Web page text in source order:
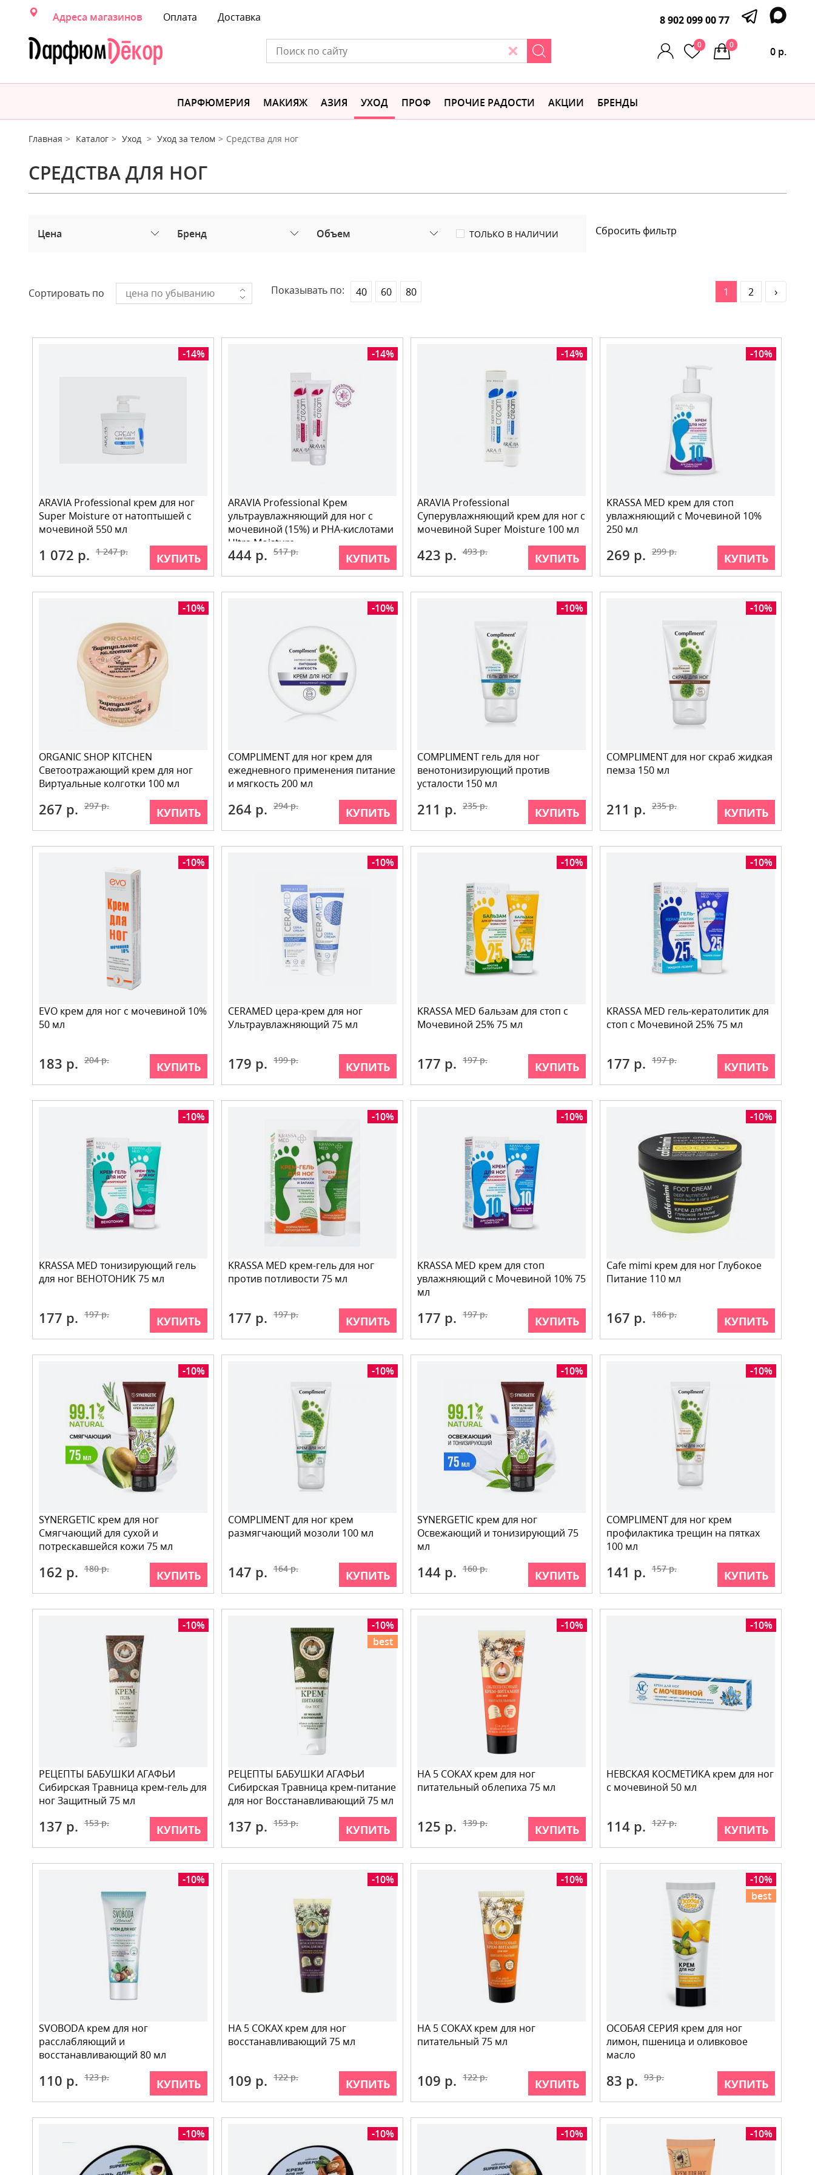
Адреса магазинов Оплата Доставка 8 902 099 00 77
0
0 р.
0
ПАРФЮМЕРИЯ МАКИЯЖ АЗИЯ УХОД ПРОФ ПРОЧИЕ РАДОСТИ АКЦИИ БРЕНДЫ
Главная Каталог Уход Уход за телом Средства для ног
СРЕДСТВА ДЛЯ НОГ
Цена Бренд Объем ТОЛЬКО В НАЛИЧИИ Сбросить фильтр
Сортировать по цена по убыванию Показывать по: 40 60 80 1 2 ›
-14%
ARAVIA Professional крем для ног
Super Moisture от натоптышей с
мочевиной 550 мл
1 072 р. 1 247 р. КУПИТЬ
-14%
ARAVIA Professional Крем
ультраувлажняющий для ног с
мочевиной (15%) и PHA-кислотами
Ultra Moisture
444 р. 517 р. КУПИТЬ
-14%
ARAVIA Professional
Суперувлажняющий крем для ног с
мочевиной Super Moisture 100 мл
423 р. 493 р. КУПИТЬ
-10%
KRASSA MED крем для стоп
увлажняющий с Мочевиной 10%
250 мл
269 р. 299 р. КУПИТЬ
-10%
ORGANIC SHOP KITCHEN
Светоотражающий крем для ног
Виртуальные колготки 100 мл
267 р. 297 р. КУПИТЬ
-10%
COMPLIMENT для ног крем для
ежедневного применения питание
и мягкость 200 мл
264 р. 294 р. КУПИТЬ
-10%
COMPLIMENT гель для ног
венотонизирующий против
усталости 150 мл
211 р. 235 р. КУПИТЬ
-10%
COMPLIMENT для ног скраб жидкая
пемза 150 мл
211 р. 235 р. КУПИТЬ
-10%
EVO крем для ног с мочевиной 10%
50 мл
183 р. 204 р. КУПИТЬ
-10%
CERAMED цера-крем для ног
Ультраувлажняющий 75 мл
179 р. 199 р. КУПИТЬ
-10%
KRASSA MED бальзам для стоп с
Мочевиной 25% 75 мл
177 р. 197 р. КУПИТЬ
-10%
KRASSA MED гель-кератолитик для
стоп с Мочевиной 25% 75 мл
177 р. 197 р. КУПИТЬ
-10%
KRASSA MED тонизирующий гель
для ног ВЕНОТОНИК 75 мл
177 р. 197 р. КУПИТЬ
-10%
KRASSA MED крем-гель для ног
против потливости 75 мл
177 р. 197 р. КУПИТЬ
-10%
KRASSA MED крем для стоп
увлажняющий с Мочевиной 10% 75
мл
177 р. 197 р. КУПИТЬ
-10%
Cafe mimi крем для ног Глубокое
Питание 110 мл
167 р. 186 р. КУПИТЬ
-10%
SYNERGETIC крем для ног
Смягчающий для сухой и
потрескавшейся кожи 75 мл
162 р. 180 р. КУПИТЬ
-10%
COMPLIMENT для ног крем
размягчающий мозоли 100 мл
147 р. 164 р. КУПИТЬ
-10%
SYNERGETIC крем для ног
Освежающий и тонизирующий 75
мл
144 р. 160 р. КУПИТЬ
-10%
COMPLIMENT для ног крем
профилактика трещин на пятках
100 мл
141 р. 157 р. КУПИТЬ
-10%
РЕЦЕПТЫ БАБУШКИ АГАФЬИ
Сибирская Травница крем-гель для
ног Защитный 75 мл
137 р. 153 р. КУПИТЬ
-10%
best
РЕЦЕПТЫ БАБУШКИ АГАФЬИ
Сибирская Травница крем-питание
для ног Восстанавливающий 75 мл
137 р. 153 р. КУПИТЬ
-10%
НА 5 СОКАХ крем для ног
питательный облепиха 75 мл
125 р. 139 р. КУПИТЬ
-10%
НЕВСКАЯ КОСМЕТИКА крем для ног
с мочевиной 50 мл
114 р. 127 р. КУПИТЬ
-10%
SVOBODA крем для ног
расслабляющий и
восстанавливающий 80 мл
110 р. 123 р. КУПИТЬ
-10%
НА 5 СОКАХ крем для ног
восстанавливающий 75 мл
109 р. 122 р. КУПИТЬ
-10%
НА 5 СОКАХ крем для ног
питательный 75 мл
109 р. 122 р. КУПИТЬ
-10%
best
ОСОБАЯ СЕРИЯ крем для ног
лимон, пшеница и оливковое
масло
83 р. 93 р. КУПИТЬ
-10% -10% -10% -10%